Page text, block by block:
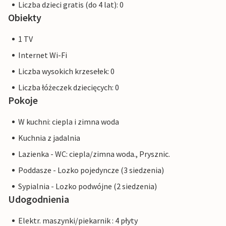
Liczba dzieci gratis (do 4 lat): 0
Obiekty
1 TV
Internet Wi-Fi
Liczba wysokich krzesełek: 0
Liczba łóżeczek dziecięcych: 0
Pokoje
W kuchni: ciepla i zimna woda
Kuchnia z jadalnia
Lazienka - WC: ciepla/zimna woda., Prysznic.
Poddasze - Lozko pojedyncze (3 siedzenia)
Sypialnia - Lozko podwójne (2 siedzenia)
Udogodnienia
Elektr. maszynki/piekarnik : 4 płyty